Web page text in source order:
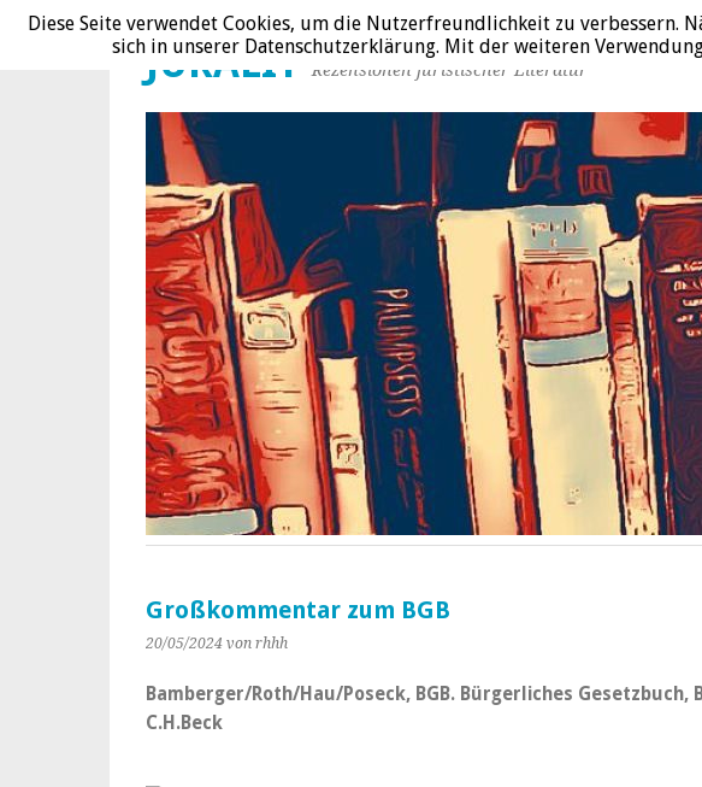
JURALIT Rezensionen juristischer Literatur
Großkommentar zum BGB
20/05/2024 von rhhh
Bamberger/Roth/Hau/Poseck, BGB. Bürgerliches Gesetzbuch,
C.H.Beck
Diese Seite verwendet Cookies, um die Nutzerfreundlichkeit zu verbessern.
sich in unserer Datenschutzerklärung. Mit der weiteren